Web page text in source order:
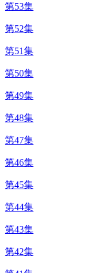
第53集
第52集
第51集
第50集
第49集
第48集
第47集
第46集
第45集
第44集
第43集
第42集